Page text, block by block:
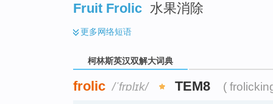
Fruit Frolic 水果消除
更多网络短语
柯林斯英汉双解大词典
frolic /ˈfrɒlɪk/ TEM8 (